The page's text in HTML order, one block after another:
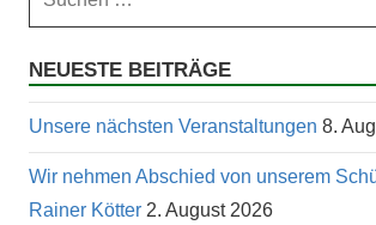
NEUESTE BEITRÄGE
Unsere nächsten Veranstaltungen 8.
Wir nehmen Abschied von unserem
Rainer Kötter 2. August 2026